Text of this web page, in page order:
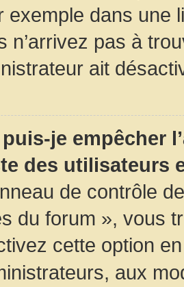
exemple dans une
n’arrivez pas à
ait
je empêcher
des utilisateurs
de contrôle
du forum », vous
cette option
aux